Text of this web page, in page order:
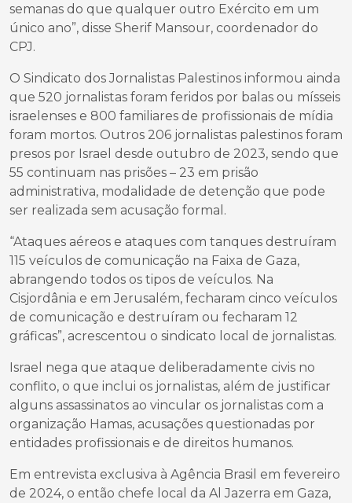
semanas do que qualquer outro Exército em um
único ano”, disse Sherif Mansour, coordenador do
CPJ.
O Sindicato dos Jornalistas Palestinos informou ainda
que 520 jornalistas foram feridos por balas ou mísseis
israelenses e 800 familiares de profissionais de mídia
foram mortos. Outros 206 jornalistas palestinos foram
presos por Israel desde outubro de 2023, sendo que
55 continuam nas prisões – 23 em prisão
administrativa, modalidade de detenção que pode
ser realizada sem acusação formal.
“Ataques aéreos e ataques com tanques destruíram
115 veículos de comunicação na Faixa de Gaza,
abrangendo todos os tipos de veículos. Na
Cisjordânia e em Jerusalém, fecharam cinco veículos
de comunicação e destruíram ou fecharam 12
gráficas”, acrescentou o sindicato local de jornalistas.
Israel nega que ataque deliberadamente civis no
conflito, o que inclui os jornalistas, além de justificar
alguns assassinatos ao vincular os jornalistas com a
organização Hamas, acusações questionadas por
entidades profissionais e de direitos humanos.
Em entrevista exclusiva à Agência Brasil em fevereiro
de 2024, o então chefe local da Al Jazerra em Gaza,